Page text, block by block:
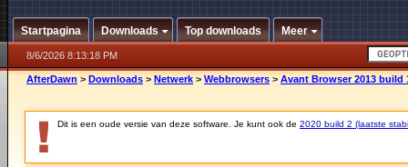
Startpagina Downloads Top downloads Meer
8/6/2026 8:13:18 PM
AfterDawn > Downloads > Netwerk > Webbrowsers > Avant Browser 2013 build
Dit is een oude versie van deze software. Je kunt ook de 2020 build 2 (laatste